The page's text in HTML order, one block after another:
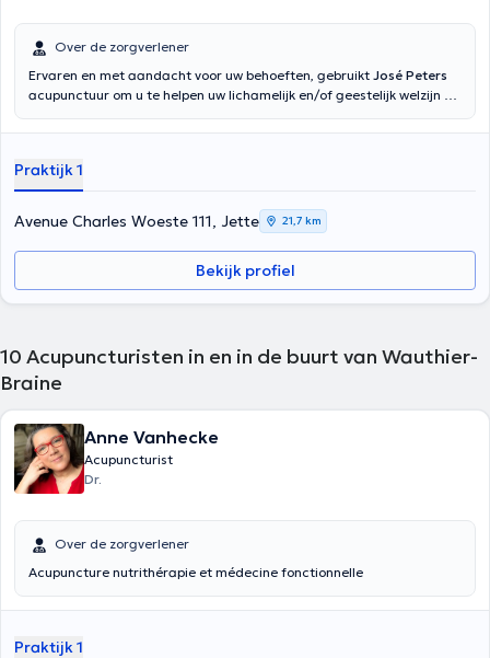
Over de zorgverlener
Ervaren en met aandacht voor uw behoeften, gebruikt José Peters
acupunctuur om u te helpen uw lichamelijk en/of geestelijk welzijn te
Praktijk 1
Avenue Charles Woeste 111, Jette 21,7 km
Bekijk profiel
10 Acupuncturisten in en in de buurt van Wauthier-
Braine
Anne Vanhecke
Acupuncturist
Dr.
Over de zorgverlener
Acupuncture nutrithérapie et médecine fonctionnelle
Praktijk 1